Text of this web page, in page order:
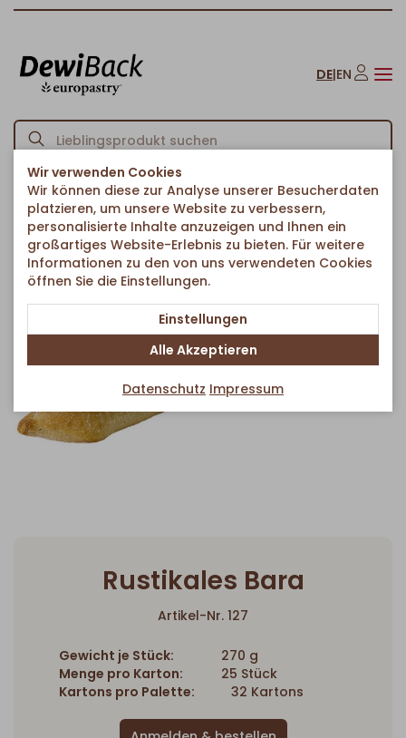
DE|EN
Startseite Brote & Brötchen /Baguettes Rustikales Bara
Zurück zur Artikelübersicht
Rustikales Bara
Artikel-Nr. 127
Gewicht je Stück:
270 g
Menge pro Karton:
25 Stück
Kartons pro Palette:
32 Kartons
Wir verwenden Cookies
Wir können diese zur Analyse unserer Besucherdaten
platzieren, um unsere Website zu verbessern,
personalisierte Inhalte anzuzeigen und Ihnen ein
großartiges Website-Erlebnis zu bieten. Für weitere
Informationen zu den von uns verwendeten Cookies
öffnen Sie die Einstellungen.
Einstellungen
Alle Akzeptieren
Datenschutz Impressum